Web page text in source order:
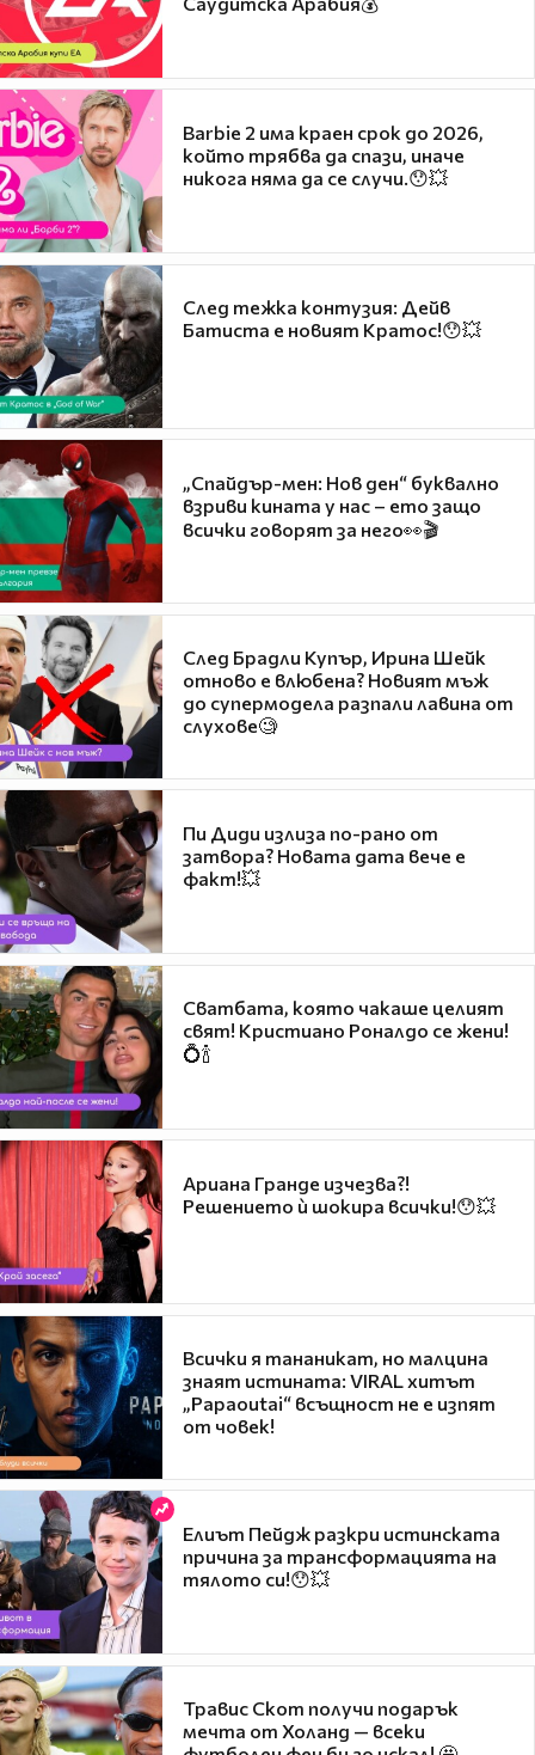
Barbie 2 има краен срок до 2026,
който трябва да спази, иначе
никога няма да се случи.😯💥
След тежка контузия: Дейв
Батиста е новият Кратос!😯💥
„Спайдър-мен: Нов ден“ буквално
взриви кината у нас – ето защо
всички говорят за него👀🎬
След Брадли Купър, Ирина Шейк
отново е влюбена? Новият мъж
до супермодела разпали лавина от
слухове🧐
Пи Диди излиза по-рано от
затвора? Новата дата вече е
факт!💥
Сватбата, която чакаше целият
свят! Кристиано Роналдо се жени!
💍🍾
Ариана Гранде изчезва?!
Решението ѝ шокира всички!😯💥
Всички я тананикат, но малцина
знаят истината: VIRAL хитът
„Papaoutai“ всъщност не е изпят
от човек!
Елиът Пейдж разкри истинската
причина за трансформацията на
тялото си!😯💥
Травис Скот получи подарък
мечта от Холанд — всеки